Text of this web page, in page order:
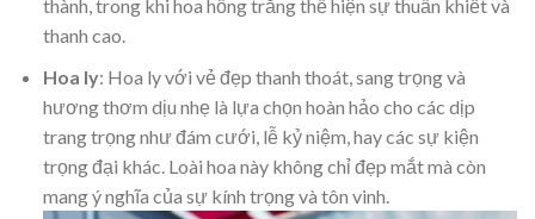
thành, trong khi hoa hồng trắng thể hiện sự thuần khiết và
thanh cao.
Hoa ly: Hoa ly với vẻ đẹp thanh thoát, sang trọng và
hương thơm dịu nhẹ là lựa chọn hoàn hảo cho các dịp
trang trọng như đám cưới, lễ kỷ niệm, hay các sự kiện
trọng đại khác. Loài hoa này không chỉ đẹp mắt mà còn
mang ý nghĩa của sự kính trọng và tôn vinh.